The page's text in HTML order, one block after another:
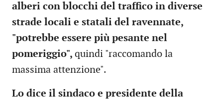
alberi con blocchi del traffico in diverse
strade locali e statali del ravennate,
"potrebbe essere più pesante nel
pomeriggio", quindi "raccomando la
massima attenzione".
Lo dice il sindaco e presidente della